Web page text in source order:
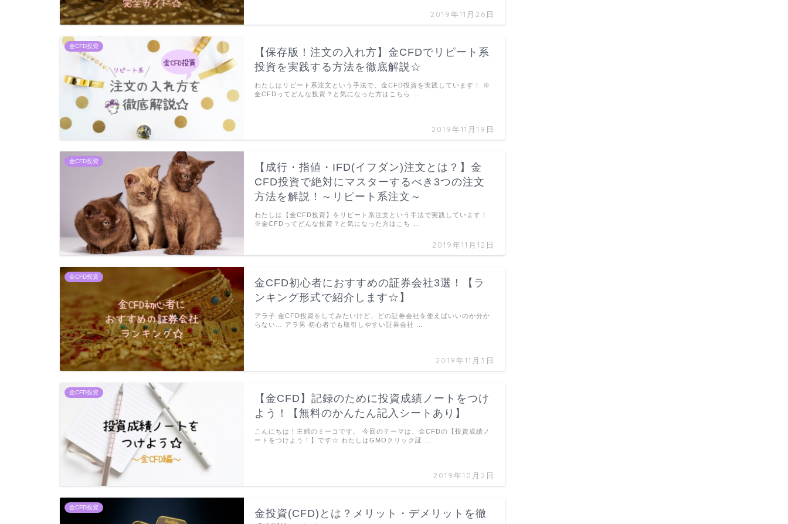
2019年11月26日
金CFD投資
【保存版！注文の入れ方】金CFDでリピート系
投資を実践する方法を徹底解説☆
2019年11月19日
わたしはリピート系注文という手法で、金CFD投資を実践しています！ ※
金CFDってどんな投資？と気になった方はこちら …
金CFD投資
【成行・指値・IFD(イフダン)注文とは？】金
CFD投資で絶対にマスターするべき3つの注文
方法を解説！～リピート系注文～
2019年11月12日
わたしは【金CFD投資】をリピート系注文という手法で実践しています！
※金CFDってどんな投資？と気になった方はこち …
金CFD投資
金CFD初心者におすすめの証券会社3選！【ラ
ンキング形式で紹介します☆】
2019年11月3日
アラ子 金CFD投資をしてみたいけど、どの証券会社を使えばいいのか分か
らない… アラ男 初心者でも取引しやすい証券会社 …
金CFD投資
【金CFD】記録のために投資成績ノートをつけ
よう！【無料のかんたん記入シートあり】
2019年10月2日
こんにちは！主婦のミーコです。 今回のテーマは、金CFDの【投資成績ノ
ートをつけよう！】です☆ わたしはGMOクリック証 …
金CFD投資
金投資(CFD)とは？メリット・デメリットを徹